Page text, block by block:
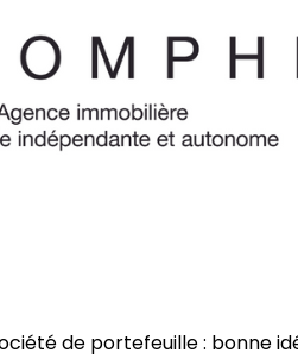
de portefeuille : bonne